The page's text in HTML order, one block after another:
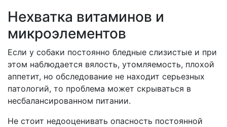
Нехватка витаминов и
микроэлементов
Если у собаки постоянно бледные слизистые и при
этом наблюдается вялость, утомляемость, плохой
аппетит, но обследование не находит серьезных
патологий, то проблема может скрываться в
несбалансированном питании.
Не стоит недооценивать опасность постоянной